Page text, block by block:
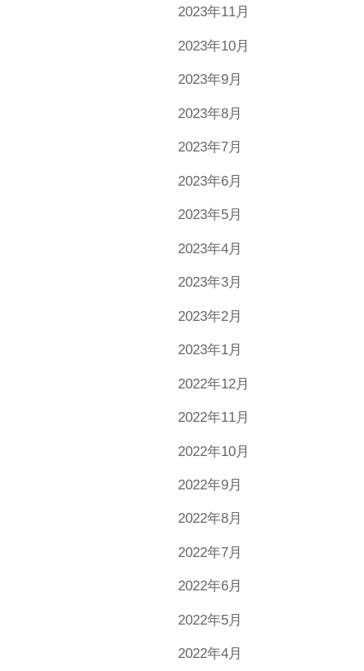
2023年11月
2023年10月
2023年9月
2023年8月
2023年7月
2023年6月
2023年5月
2023年4月
2023年3月
2023年2月
2023年1月
2022年12月
2022年11月
2022年10月
2022年9月
2022年8月
2022年7月
2022年6月
2022年5月
2022年4月